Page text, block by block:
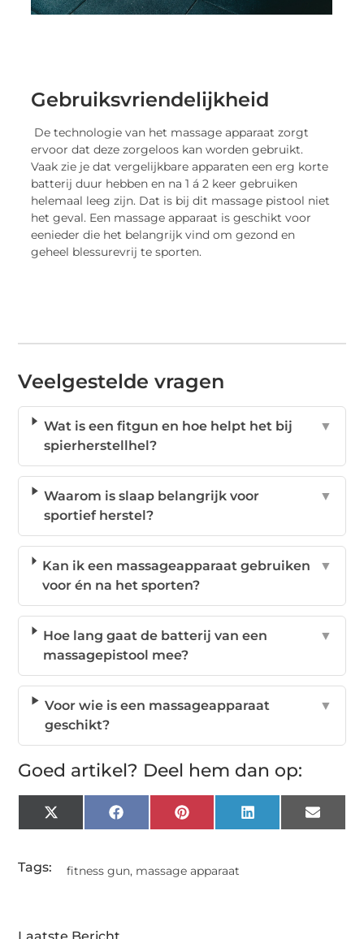
Gebruiksvriendelijkheid
De technologie van het massage apparaat zorgt
ervoor dat deze zorgeloos kan worden gebruikt.
Vaak zie je dat vergelijkbare apparaten een erg korte
batterij duur hebben en na 1 á 2 keer gebruiken
helemaal leeg zijn. Dat is bij dit massage pistool niet
het geval. Een massage apparaat is geschikt voor
eenieder die het belangrijk vind om gezond en
geheel blessurevrij te sporten.
Veelgestelde vragen
Wat is een fitgun en hoe helpt het bij
spierherstellhel?
▼
Waarom is slaap belangrijk voor
sportief herstel?
▼
Kan ik een massageapparaat gebruiken
voor én na het sporten?
▼
Hoe lang gaat de batterij van een
massagepistool mee?
▼
Voor wie is een massageapparaat
geschikt?
▼
Goed artikel? Deel hem dan op:
X
(Twitter)
FacebookPinterestLinkedIn Email
Tags: fitness gun, massage apparaat